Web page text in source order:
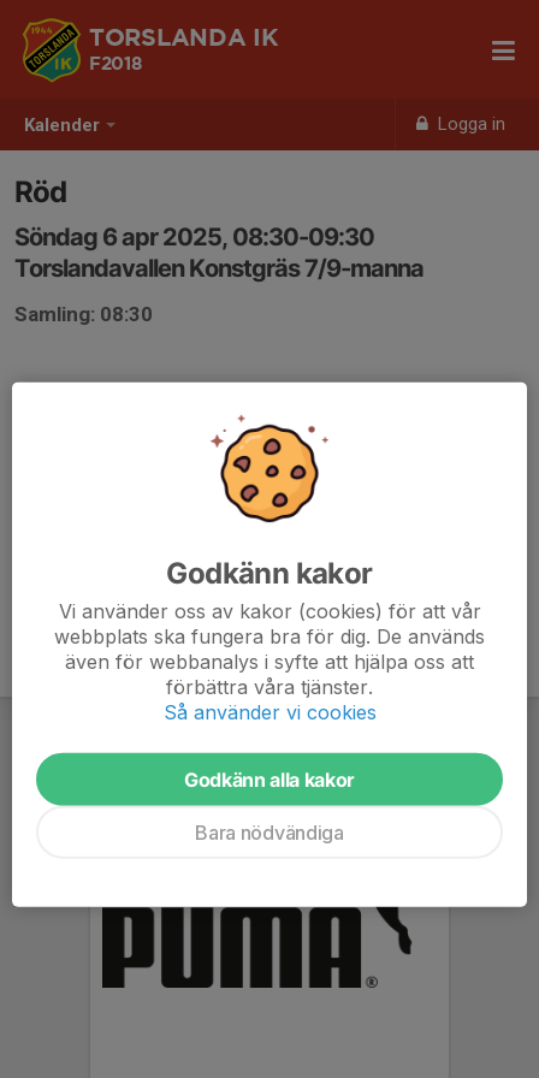
Kalender Logga in
TORSLANDA IK
F2018
Röd
Söndag 6 apr 2025, 08:30-09:30
Torslandavallen Konstgräs 7/9-manna
Samling: 08:30
Godkänn kakor
Vi använder oss av kakor (cookies) för att vår
webbplats ska fungera bra för dig. De används
även för webbanalys i syfte att hjälpa oss att
förbättra våra tjänster.
Så använder vi cookies
Godkänn alla kakor
Bara nödvändiga